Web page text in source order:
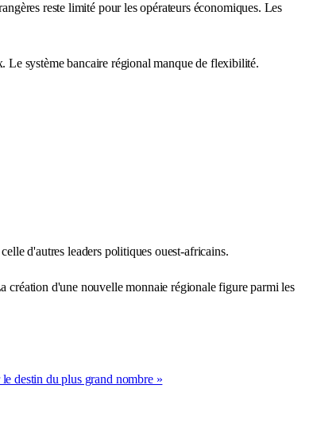
reste limité pour les opérateurs économiques. Les
Le système bancaire régional manque de flexibilité.
d'autres leaders politiques ouest-africains.
création d'une nouvelle monnaie régionale figure parmi les
destin du plus grand nombre »